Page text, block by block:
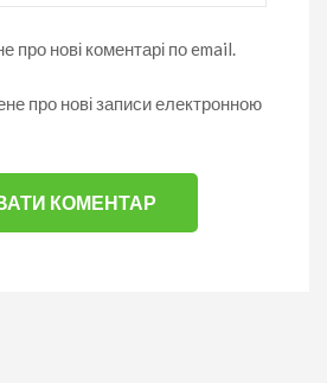
про нові коментарі по email.
про нові записи електронною